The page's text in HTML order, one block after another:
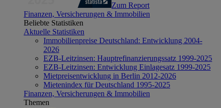
Zum Report
Finanzen, Versicherungen & Immobilien
Beliebte Statistiken
Aktuelle Statistiken
Immobilienpreise Deutschland: Entwicklung 2004-
2026
EZB-Leitzinsen: Hauptrefinanzierungssatz 1999-2025
EZB-Leitzinsen: Entwicklung Einlagesatz 1999-2025
Mietpreisentwicklung in Berlin 2012-2026
Mietenindex für Deutschland 1995-2025
Finanzen, Versicherungen & Immobilien
Themen